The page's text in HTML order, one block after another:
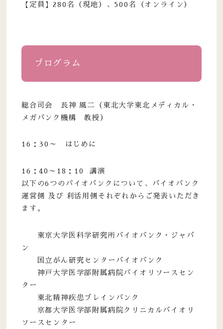
【定員】280名（現地）、500名（オンライン）
プログラム
総合司会 長神 風二（東北大学東北メディカル・
メガバンク機構 教授）
16：30～ はじめに
16：40～18：10 講演
以下の6つのバイオバンクについて、バイオバンク
運営側 及び 利活用側それぞれからご発表いただき
ます。
東京大学医科学研究所バイオバンク・ジャパ
ン
国立がん研究センターバイオバンク
神戸大学医学部附属病院バイオリソースセン
ター
東北精神疾患ブレインバンク
京都大学医学部附属病院クリニカルバイオリ
ソースセンター